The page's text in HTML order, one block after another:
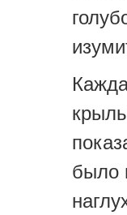
было